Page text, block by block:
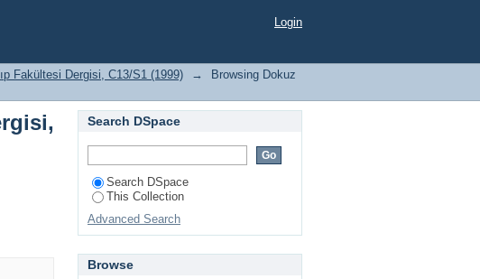
C13/S1 (1999) by Title Login
Fakültesi Dergisi, C13/S1 (1999) →
Browsing Dokuz
Search DSpace
Search DSpace
This Collection
Advanced Search
Browse